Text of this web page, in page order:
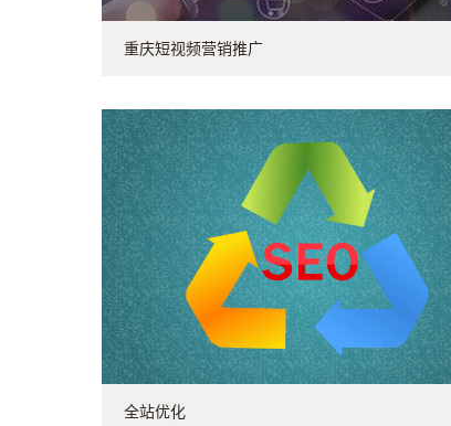
重庆短视频营销推广
全站优化